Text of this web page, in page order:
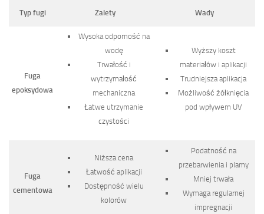
Typ fugi Zalety Wady
Fuga
epoksydowa
Wysoka odporność na
wodę
Trwałość i
wytrzymałość
mechaniczna
Łatwe utrzymanie
czystości
Wyższy koszt
materiałów i aplikacji
Trudniejsza aplikacja
Możliwość żółknięcia
pod wpływem UV
Fuga
cementowa
Niższa cena
Łatwość aplikacji
Dostępność wielu
kolorów
Podatność na
przebarwienia i plamy
Mniej trwała
Wymaga regularnej
impregnacji